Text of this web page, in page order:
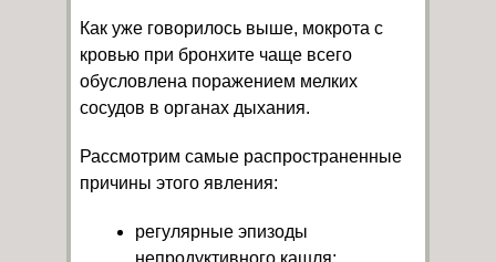
Как уже говорилось выше, мокрота с
кровью при бронхите чаще всего
обусловлена поражением мелких
сосудов в органах дыхания.
Рассмотрим самые распространенные
причины этого явления:
регулярные эпизоды
непродуктивного кашля;